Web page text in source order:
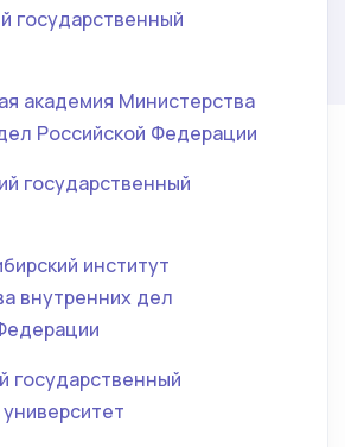
государственный
академия Министерства
Российской Федерации
государственный
институт
внутренних дел
государственный